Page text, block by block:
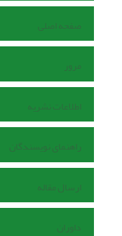
صفحه اصلی
مرور
اطلاعات نشریه
راهنمای نویسندگان
ارسال مقاله
داوران